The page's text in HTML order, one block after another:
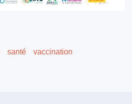
santé vaccination